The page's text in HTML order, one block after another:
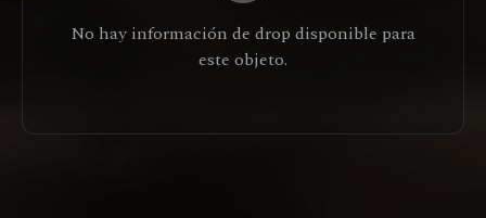
No hay información de drop disponible para
este objeto.